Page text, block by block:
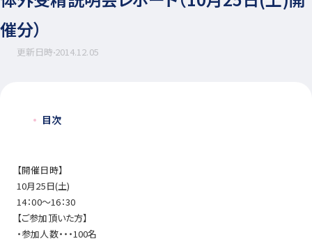
催分）
更新日時2014.12.05
目次
【開催日時】
10月25日(土)
14：00～16：30
【ご参加頂いた方】
・参加人数・・・100名